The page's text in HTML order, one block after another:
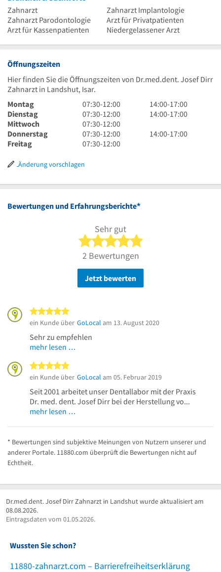
Zahnarzt
Zahnarzt Implantologie
Zahnarzt Parodontologie
Arzt für Privatpatienten
Arzt für Kassenpatienten
Niedergelassener Arzt
Öffnungszeiten
Hier finden Sie die Öffnungszeiten von Dr.med.dent. Josef Dirr
Zahnarzt in Landshut, Isar.
Montag
7
Uhr
30
bis
12
07:30-12:00
14
Uhr
17
14:00-17:00
Dienstag
7
Uhr
30
bis
Uhr
07:30-12:00
14
bis
14:00-17:00
Mittwoch
7
Uhr
30
12
07:30-12:00
Donnerstag
7
Uhr
bis
Uhr
07:30-12:00
14
14:00-17:00
Freitag
7
30
12
07:30-12:00
Änderung vorschlagen
Bewertungen und Erfahrungsberichte*
Sehr gut
5 von 5 Sternen
2 Bewertungen
Jetzt bewerten
ein Kunde über GoLocal am 13. August 2020
Sehr zu empfehlen
mehr lesen …
ein Kunde über GoLocal am 05. Februar 2019
Seit 2001 arbeitet unser Dentallabor mit der Praxis
Dr. med. dent. Josef Dirr bei der Herstellung vo...
mehr lesen …
* Bewertungen sind subjektive Meinungen von Nutzern unserer und
anderer Portale. 11880.com überprüft die Bewertungen nicht auf
Echtheit.
Dr.med.dent. Josef Dirr Zahnarzt in Landshut wurde aktualisiert am
08.08.2026.
Eintragsdaten vom 01.05.2026.
Wussten Sie schon?
11880-zahnarzt.com – Barrierefreiheitserklärung